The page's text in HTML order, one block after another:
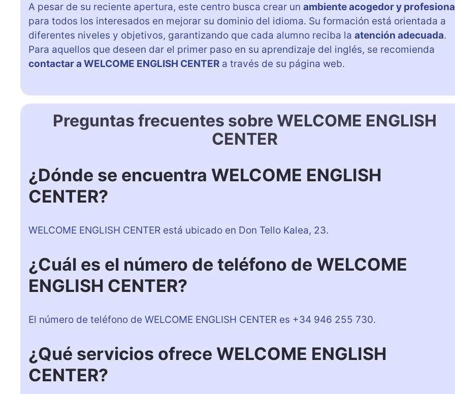
A pesar de su reciente apertura, este centro busca crear un ambiente acogedor y
para todos los interesados en mejorar su dominio del idioma. Su formación está orientada a
diferentes niveles y objetivos, garantizando que cada alumno reciba la atención adecuada.
Para aquellos que deseen dar el primer paso en su aprendizaje del inglés, se recomienda
contactar a WELCOME ENGLISH CENTER a través de su página web.
Preguntas frecuentes sobre WELCOME ENGLISH
CENTER
¿Dónde se encuentra WELCOME ENGLISH
CENTER?
WELCOME ENGLISH CENTER está ubicado en Don Tello Kalea, 23.
¿Cuál es el número de teléfono de WELCOME
ENGLISH CENTER?
El número de teléfono de WELCOME ENGLISH CENTER es +34 946 255 730.
¿Qué servicios ofrece WELCOME ENGLISH
CENTER?